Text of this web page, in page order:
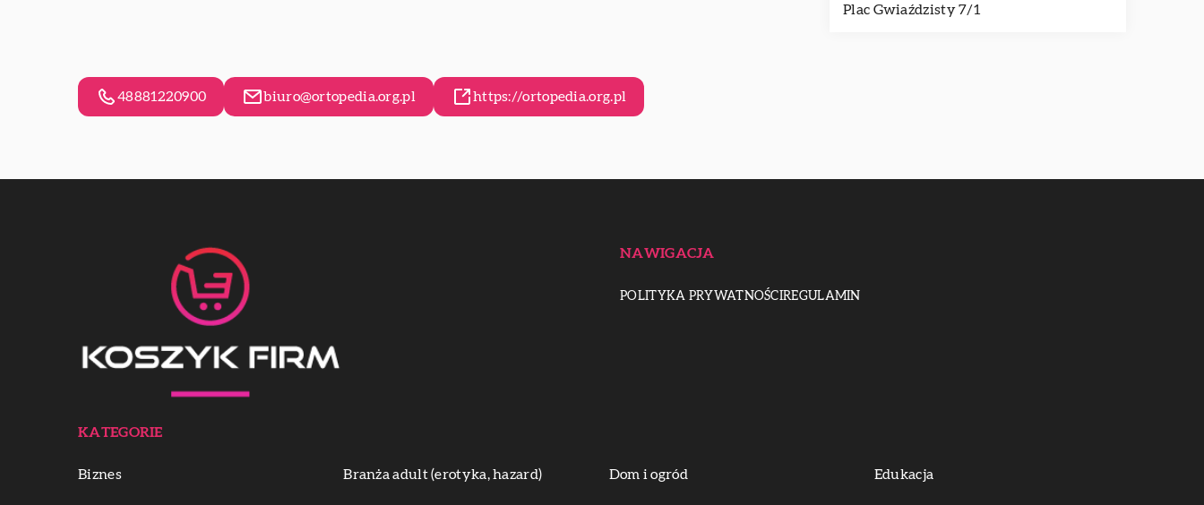
Plac Gwiaździsty 7/1
48881220900 biuro@ortopedia.org.pl https://ortopedia.org.pl
NAWIGACJA
POLITYKA PRYWATNOŚCIREGULAMIN
KATEGORIE
Biznes Branża adult (erotyka, hazard) Dom i ogród Edukacja